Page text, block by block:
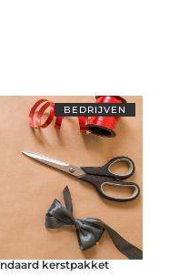
BEDRIJVEN
kerstpakket